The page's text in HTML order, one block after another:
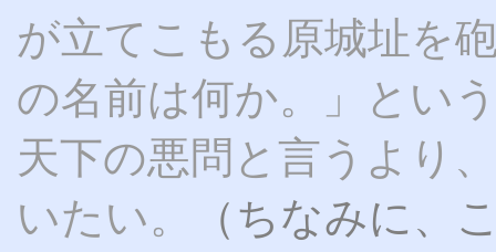
が立てこもる原城址を
の名前は何か。」とい
天下の悪問と言うより
いたい。
（ちなみに、